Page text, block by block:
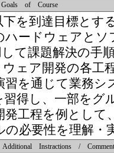
Goals of Course
を到達目標とす
ードウェアとソ
て課題解決の手
ェア開発の各工
を通じて業務シ
習得し、一部をグ
工程を例として
必要性を理解・
Additional Instractions /